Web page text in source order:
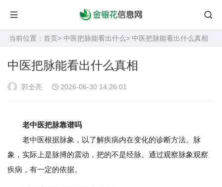
当前位置： 首页> 中医把脉能看出什么> 中医把脉能看出什么真相
中医把脉能看出什么真相
郭全亮 2026-06-30 14:26:01
老中医把脉靠谱吗
老中医根据脉象，以了解疾病内在变化的诊断方法。脉
象，实际上是脉搏的震动，把的不是经脉。通过观察脉象观察
疾病，有一定的依据。